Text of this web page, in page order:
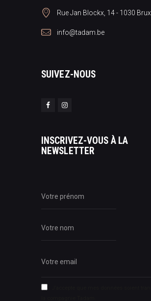
Rue Jan Blockx, 14 - 1030
info@tadam.be
SUIVEZ-NOUS
INSCRIVEZ-VOUS À LA
NEWSLETTER